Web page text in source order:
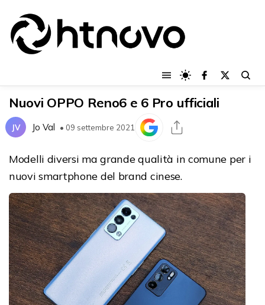
Nuovi OPPO Reno6 e 6 Pro ufficiali
JV Jo Val • 09 settembre 2021
Modelli diversi ma grande qualità in comune per i
nuovi smartphone del brand cinese.